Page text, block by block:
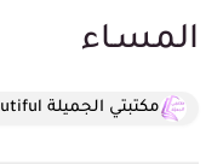
المسـاء
مكتبتي الجميلة my library beautiful